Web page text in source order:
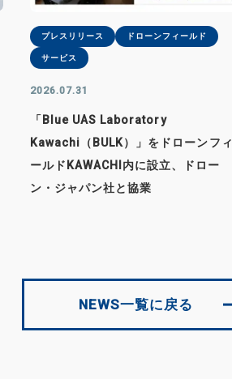
プレスリリース ドローンフィールド
サービス
2026.07.31
「Blue UAS Laboratory
Kawachi（BULK）」をドローンフィ
ールドKAWACHI内に設立、ドロー
ン・ジャパン社と協業
NEWS一覧に戻る